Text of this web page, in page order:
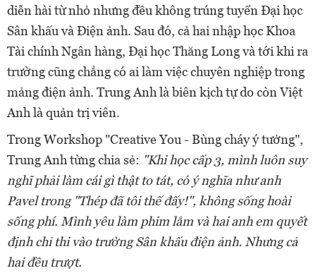
diễn hài từ nhỏ nhưng đều không trúng tuyển Đại học
Sân khấu và Điện ảnh. Sau đó, cả hai nhập học Khoa
Tài chính Ngân hàng, Đại học Thăng Long và tới khi ra
trường cũng chẳng có ai làm việc chuyên nghiệp trong
mảng điện ảnh. Trung Anh là biên kịch tự do còn Việt
Anh là quản trị viên.
Trong Workshop "Creative You - Bùng cháy ý tưởng",
Trung Anh từng chia sẻ: "Khi học cấp 3, mình luôn suy
nghĩ phải làm cái gì thật to tát, có ý nghĩa như anh
Pavel trong "Thép đã tôi thế đấy!", không sống hoài
sống phí. Mình yêu làm phim lắm và hai anh em quyết
định chỉ thi vào trường Sân khấu điện ảnh. Nhưng cả
hai đều trượt.